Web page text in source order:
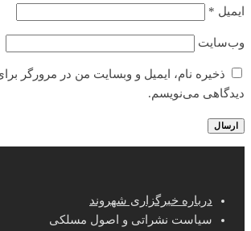
ایمیل *
وب‌سایت
ذخیره نام، ایمیل و وبسایت من در مرورگر
دیدگاهی می‌نویسم.
درباره خبرگزاری شهروند
سیاست نشراتی و اصول مسلکی